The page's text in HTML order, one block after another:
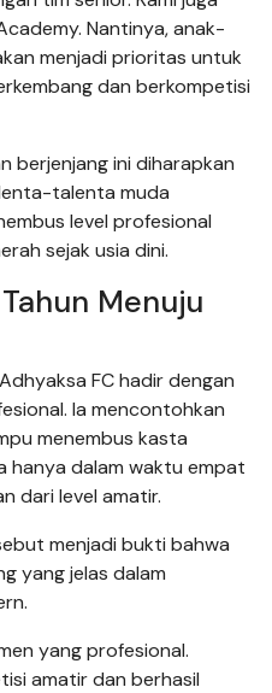
Nantinya, anak-
menjadi prioritas untuk
dan berkompetisi
berjenjang ini diharapkan
talenta muda
level profesional
sejak usia dini.
Menuju
FC hadir dengan
Ia mencontohkan
menembus kasta
hanya dalam waktu empat
dari level amatir.
menjadi bukti bahwa
yang jelas dalam
yang profesional.
amatir dan berhasil